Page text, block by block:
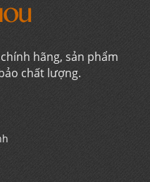
hãng, sản phẩm
chất lượng.